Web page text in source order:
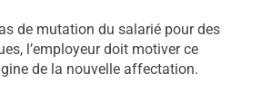
de mutation du salarié pour des
l’employeur doit motiver ce
de la nouvelle affectation.